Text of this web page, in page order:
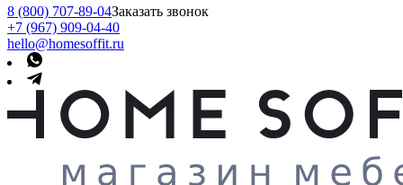
8 (800) 707-89-04Заказать звонок
+7 (967) 909-04-40
hello@homesoffit.ru